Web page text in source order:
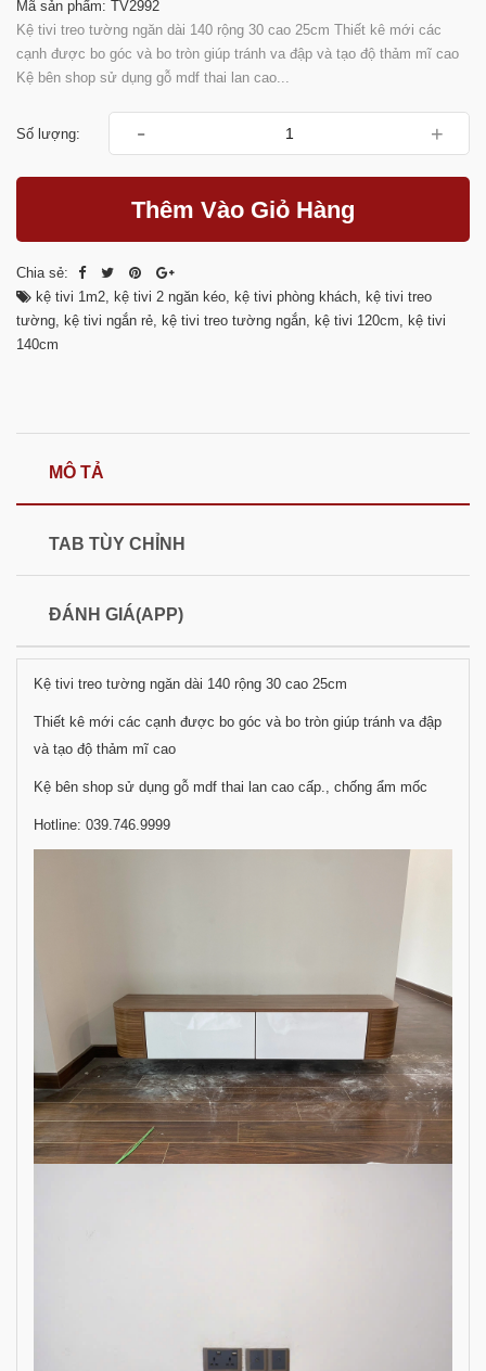
Mã sản phẩm: TV2992
Kệ tivi treo tường ngăn dài 140 rộng 30 cao 25cm Thiết kê mới các
cạnh được bo góc và bo tròn giúp tránh va đập và tạo độ thảm mĩ cao
Kệ bên shop sử dụng gỗ mdf thai lan cao...
Số lượng: - +
Thêm Vào Giỏ Hàng
Chia sẻ:
kệ tivi 1m2, kệ tivi 2 ngăn kéo, kệ tivi phòng khách, kệ tivi treo
tường, kệ tivi ngắn rẻ, kệ tivi treo tường ngắn, kệ tivi 120cm, kệ tivi
140cm
MÔ TẢ
TAB TÙY CHỈNH
ĐÁNH GIÁ(APP)
Kệ tivi treo tường ngăn dài 140 rộng 30 cao 25cm
Thiết kê mới các cạnh được bo góc và bo tròn giúp tránh va đập
và tạo độ thảm mĩ cao
Kệ bên shop sử dụng gỗ mdf thai lan cao cấp., chống ẩm mốc
Hotline: 039.746.9999